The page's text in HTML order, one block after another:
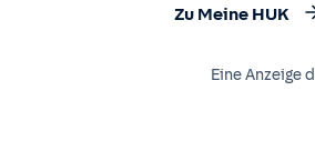
Zu Meine HUK
Eine Anzeige